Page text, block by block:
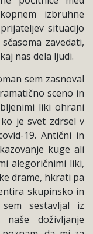
izbruhne
situacijo
zavedati,
nas dela ljudi.
sem zasnoval
sceno in
liki ohrani
je svet zdrsel v
19. Antični in
kuge ali
alegoričnimi liki,
drame, hkrati pa
skupinsko in
sestavljal iz
doživljanje